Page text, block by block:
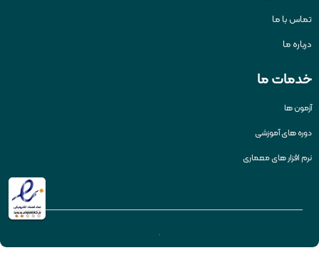
تماس با ما
درباره ما
خدمات ما
آزمون ها
دوره های آموزشی
نرم افزار های معماری
.